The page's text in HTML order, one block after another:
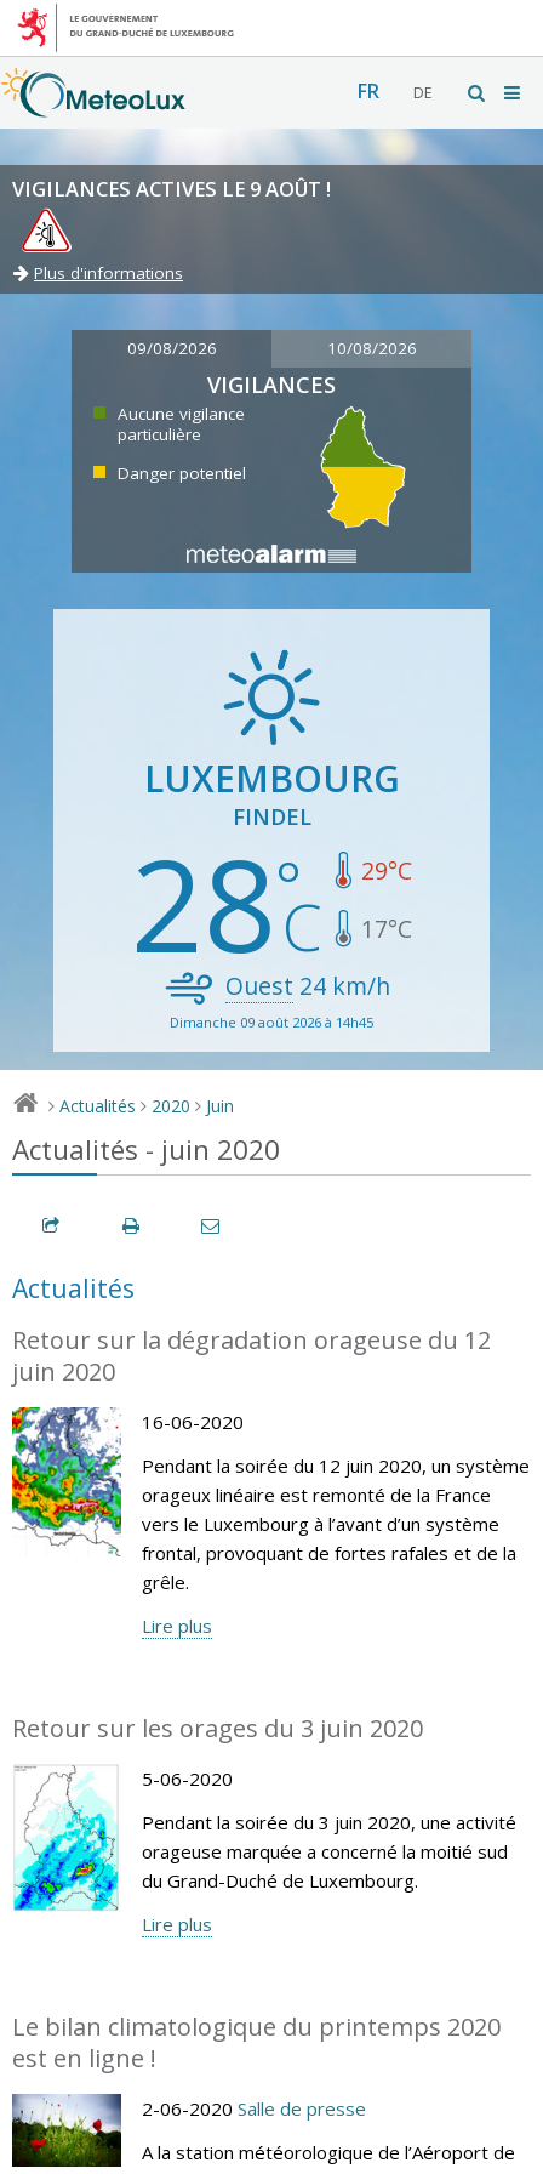
FR DE
VIGILANCES ACTIVES LE 9 AOÛT !
Plus d'informations
09/08/2026 10/08/2026
VIGILANCES
Aucune vigilance
particulière
Danger potentiel
LUXEMBOURG
FINDEL
28 29°C
17°C
Ouest 24 km/h
Dimanche 09 août 2026 à 14h45
> Actualités > 2020 > Juin
Actualités - juin 2020
Actualités
Retour sur la dégradation orageuse du 12
juin 2020
16-06-2020
Pendant la soirée du 12 juin 2020, un système
orageux linéaire est remonté de la France
vers le Luxembourg à l’avant d’un système
frontal, provoquant de fortes rafales et de la
grêle.
Lire plus
Retour sur les orages du 3 juin 2020
5-06-2020
Pendant la soirée du 3 juin 2020, une activité
orageuse marquée a concerné la moitié sud
du Grand-Duché de Luxembourg.
Lire plus
Le bilan climatologique du printemps 2020
est en ligne !
2-06-2020 Salle de presse
A la station météorologique de l’Aéroport de